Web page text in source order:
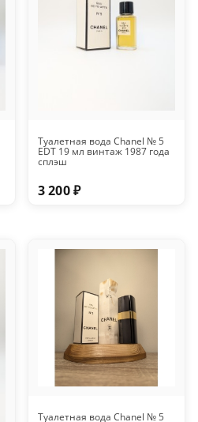
Туалетная вода Chanel № 5
EDT 19 мл винтаж 1987 года
сплэш
3 200 ₽
Туалетная вода Chanel № 5